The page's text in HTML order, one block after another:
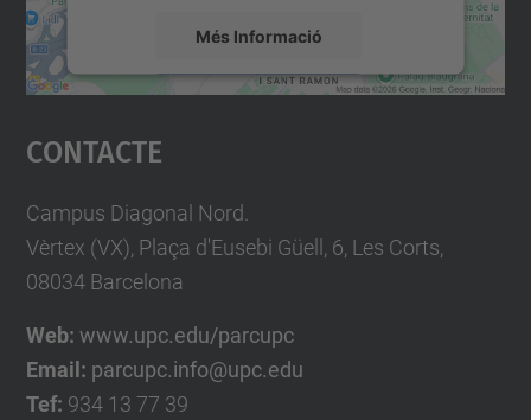
Més Informació
Accepta
powered by
Contacte
Campus Diagonal Nord.
Vèrtex (VX), Plaça d'Eusebi Güell, 6, Les Corts,
08034 Barcelona
Web: www.upc.edu/parcupc
Email: parcupc.info@upc.edu
Tef: 934 13 77 39